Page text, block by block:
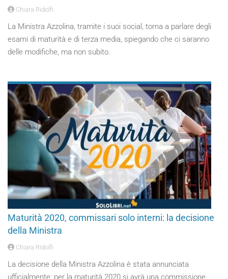
Chiara Ridolfi
La Ministra Azzolina, tramite i suoi social, torna a parlare degli
esami di maturità e di terza media, spiegando che ci saranno
delle modifiche, ma non subito.
Maturità 2020, commissari solo interni: la decisione
della Ministra
Chiara Ridolfi
La decisione della Ministra Azzolina è stata annunciata
ufficialmente: per la maturità 2020 si avrà una commissione